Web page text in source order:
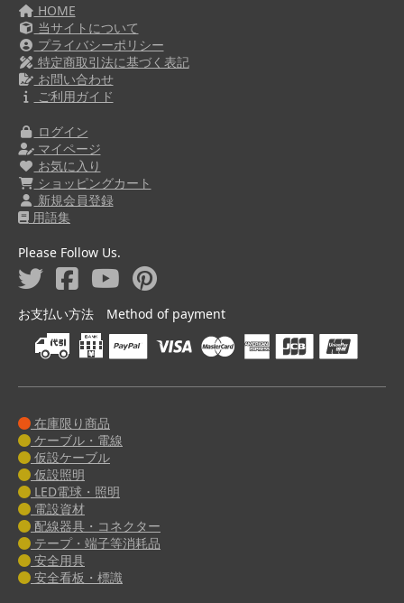
HOME
当サイトについて
プライバシーポリシー
特定商取引法に基づく表記
お問い合わせ
ご利用ガイド
ログイン
マイページ
お気に入り
ショッピングカート
新規会員登録
用語集
Please Follow Us.
お支払い方法 Method of payment
在庫限り商品
ケーブル・電線
仮設ケーブル
仮設照明
LED電球・照明
電設資材
配線器具・コネクター
テープ・端子等消耗品
安全用具
安全看板・標識